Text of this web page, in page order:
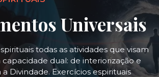
Universais
todas as atividades que visam
dual: de interiorização e
Divindade. Exercícios espirituais